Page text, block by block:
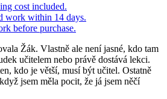
cost included.
work within 14 days.
before purchase.
Žák. Vlastně ale není jasné, kdo tam
učitelem nebo právě dostává lekci.
kdo je větší, musí být učitel. Ostatně
jsem měla pocit, že já jsem něčí